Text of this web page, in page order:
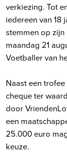
verkiezing. Tot
iedereen van 18
stemmen op
maandag 21
Voetballer van
Naast een
cheque ter
door
een
25.000 euro
keuze.